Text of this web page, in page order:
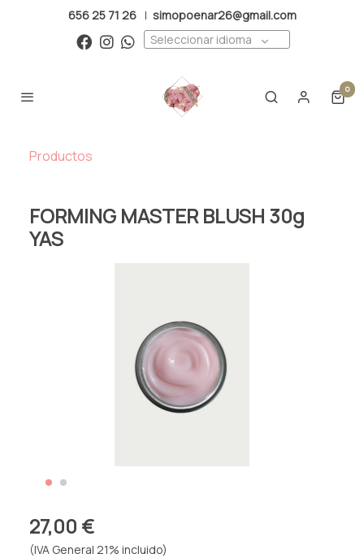
656 25 71 26 | simopoenar26@gmail.com
Seleccionar idioma
0
Productos
FORMING MASTER BLUSH 30g
YAS
27,00 €
(IVA General 21% incluido)